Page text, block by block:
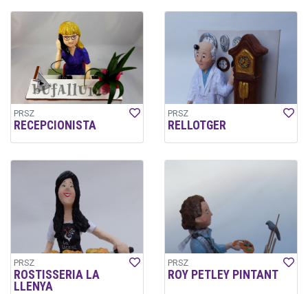
PRSZ
RECEPCIONISTA
PRSZ
RELLOTGER
PRSZ
ROSTISSERIA LA
LLENYA
PRSZ
ROY PETLEY PINTANT